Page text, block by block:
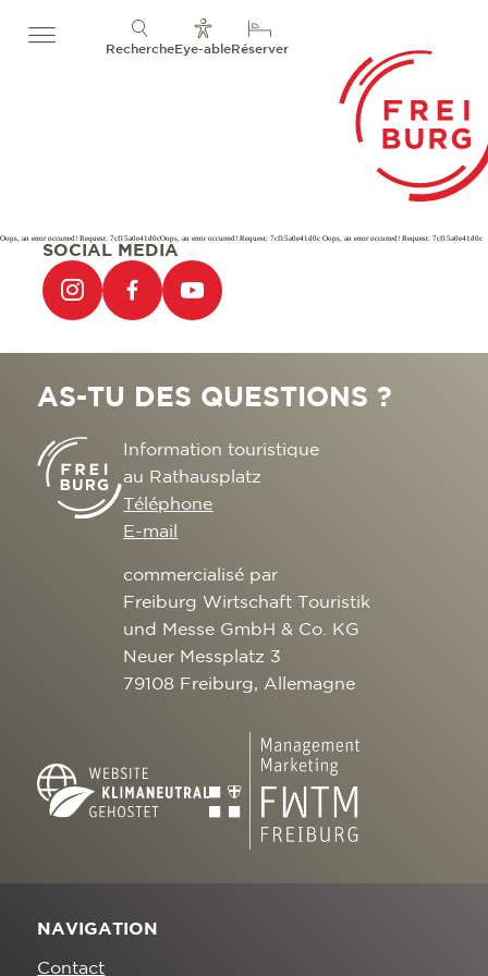
RechercheEye-ableRéserver
Oops, an error occurred! Request: 7cf15a0e41d0cOops, an error occurred! Request: 7cf15a0e41d0c Oops, an error occurred! Request: 7cf15a0e41d0c
SOCIAL MEDIA
AS-TU DES QUESTIONS ?
Information touristique
au Rathausplatz
Téléphone
E-mail
commercialisé par
Freiburg Wirtschaft Touristik
und Messe GmbH & Co. KG
Neuer Messplatz 3
79108 Freiburg, Allemagne
NAVIGATION
Contact